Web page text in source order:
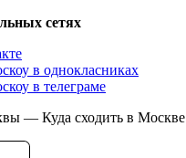
сетях
в однокласниках
в телеграме
— Куда сходить в Москве